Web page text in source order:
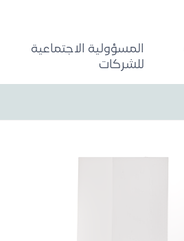
المسؤولية الاجتماعية
للشركات